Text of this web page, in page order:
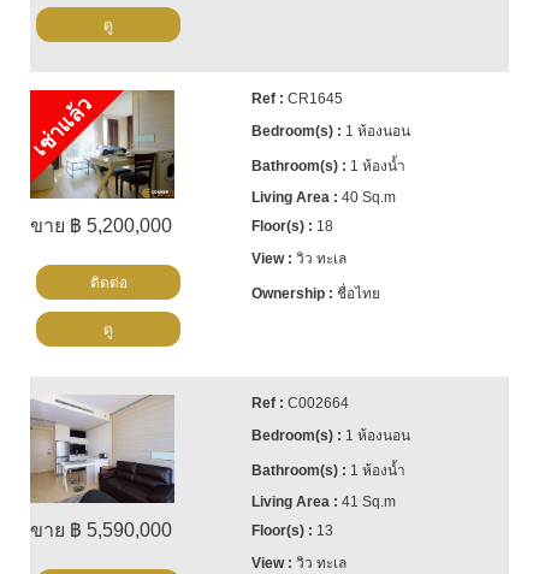
ดู
เช่าแล้ว
ขาย ฿ 5,200,000
CR1645
1 ห้องนอน
1 ห้องน้ำ
40 Sq.m
18
วิว ทะเล
ชื่อไทย
ติดต่อ
ดู
ขาย ฿ 5,590,000
C002664
1 ห้องนอน
1 ห้องน้ำ
41 Sq.m
13
วิว ทะเล